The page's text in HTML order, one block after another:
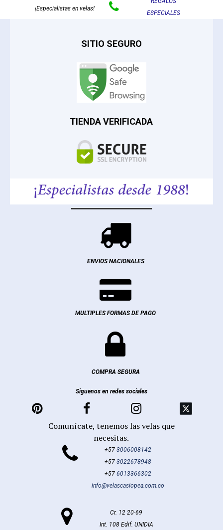
¡Especialistas en velas! 
ESPECIALES
SITIO SEGURO
TIENDA VERIFICADA

ENVIOS NACIONALES

MULTIPLES FORMAS DE PAGO

COMPRA SEGURA
Siguenos en redes sociales
  
Comunícate, tenemos las velas que
necesitas.
 +573006008142
+573022678948
+576013366302
info@velascasiopea.com.co

Cr. 12 20-69
Int. 108 Edif. UNIDIA